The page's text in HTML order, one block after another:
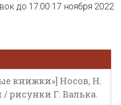
до 17:00 17 ноября 2022
книжки»] Носов, Н.
рисунки Г. Валька.